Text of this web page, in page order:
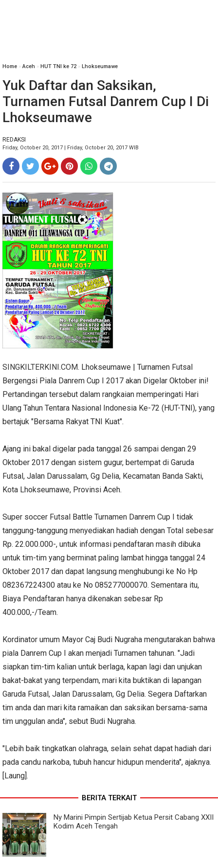
Home »Aceh » HUT TNI ke 72 » Lhokseumawe
Yuk Daftar dan Saksikan,
Turnamen Futsal Danrem Cup I Di
Lhokseumawe
REDAKSI
Friday, October 20, 2017 | Friday, October 20, 2017 WIB
SINGKILTERKINI.COM. Lhokseumawe | Turnamen Futsal
Bergengsi Piala Danrem Cup I 2017 akan Digelar Oktober ini!
Pertandingan tersebut dalam rangkaian memperingati Hari
Ulang Tahun Tentara Nasional Indonesia Ke-72 (HUT-TNI), yang
bertajuk "Bersama Rakyat TNI Kuat".
Ajang ini bakal digelar pada tanggal 26 sampai dengan 29
Oktober 2017 dengan sistem gugur, bertempat di Garuda
Futsal, Jalan Darussalam, Gg Delia, Kecamatan Banda Sakti,
Kota Lhokseumawe, Provinsi Aceh.
Super soccer Futsal Battle Turnamen Danrem Cup I tidak
tanggung-tanggung menyediakan hadiah dengan Total sebesar
Rp. 22.000.000-, untuk informasi pendaftaran masih dibuka
untuk tim-tim yang berminat paling lambat hingga tanggal 24
Oktober 2017 dan dapat langsung menghubungi ke No Hp
082367224300 atau ke No 085277000070. Sementara itu,
Biaya Pendaftaran hanya dikenakan sebesar Rp
400.000,-/Team.
Kordinator umum Mayor Caj Budi Nugraha mengutarakan bahwa
piala Danrem Cup I akan menjadi Turnamen tahunan. "Jadi
siapkan tim-tim kalian untuk berlaga, kapan lagi dan unjukan
bakat-bakat yang terpendam, mari kita buktikan di lapangan
Garuda Futsal, Jalan Darussalam, Gg Delia. Segera Daftarkan
tim anda dan mari kita ramaikan dan saksikan bersama-sama
tim unggulan anda", sebut Budi Nugraha.
"Lebih baik tingkatkan olahraga, selain sehat dapat hadiah dari
pada candu narkoba, tubuh hancur hidupun menderita", ajaknya.
[Laung].
BERITA TERKAIT
Ny Marini Pimpin Sertijab Ketua Persit Cabang XXII
Kodim Aceh Tengah